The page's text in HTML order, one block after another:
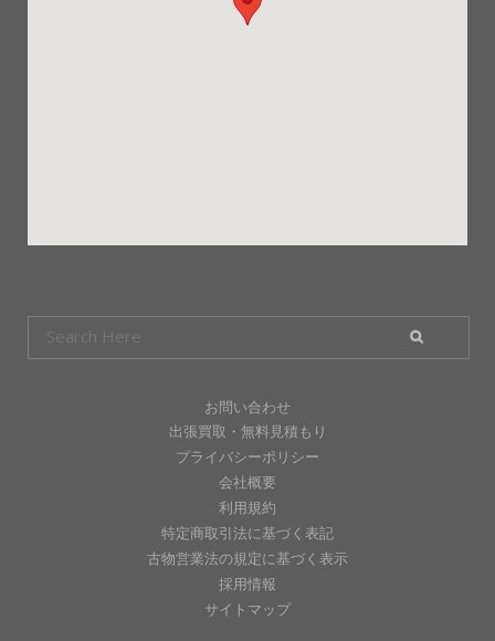
お問い合わせ
出張買取・無料見積もり
プライバシーポリシー
会社概要
利用規約
特定商取引法に基づく表記
古物営業法の規定に基づく表示
採用情報
サイトマップ